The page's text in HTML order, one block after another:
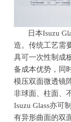
日本Isuzu
造。传统工艺需
具可一次性制成
备成本优势，同
模压双面微透镜
非球面、柱面、
Isuzu Glass亦可
有异形曲面的双